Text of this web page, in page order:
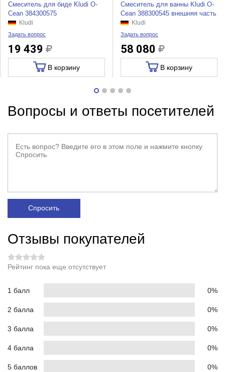
Смеситель для биде Kludi O-
Cean 384300575
Kludi
Задать вопрос
19 439
В корзину
Смеситель для ванны Kludi O-
Cean 388300545 внешняя часть
Kludi
Задать вопрос
58 080
В корзину
Вопросы и ответы посетителей
Спросить
Отзывы покупателей
Рейтинг пока еще отсутствует
1 балл 0%
2 балла 0%
3 балла 0%
4 балла 0%
5 баллов 0%